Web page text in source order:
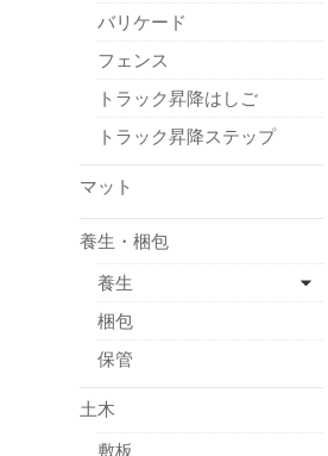
バリケード
フェンス
トラック昇降はしご
トラック昇降ステップ
マット
養生・梱包
養生
梱包
保管
土木
敷板